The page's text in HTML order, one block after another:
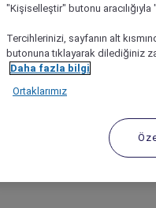
"Kişiselleştir" butonu
Tercihlerinizi, sayfanın alt
butonuna tıklayarak dilediğiniz
Daha fazla bilgi
Ortaklarımız